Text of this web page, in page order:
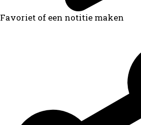
Favoriet of een notitie maken